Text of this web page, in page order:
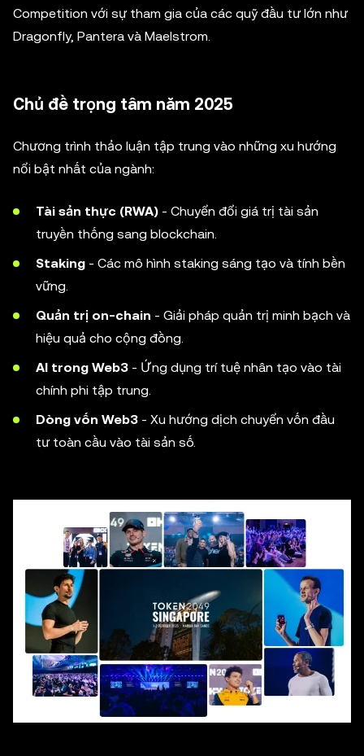
Competition với sự tham gia của các quỹ đầu tư lớn như
Dragonfly, Pantera và Maelstrom.
Chủ đề trọng tâm năm 2025
Chương trình thảo luận tập trung vào những xu hướng
nổi bật nhất của ngành:
Tài sản thực (RWA) - Chuyển đổi giá trị tài sản
truyền thống sang blockchain.
Staking - Các mô hình staking sáng tạo và tính bền
vững.
Quản trị on-chain - Giải pháp quản trị minh bạch và
hiệu quả cho cộng đồng.
AI trong Web3 - Ứng dụng trí tuệ nhân tạo vào tài
chính phi tập trung.
Dòng vốn Web3 - Xu hướng dịch chuyển vốn đầu
tư toàn cầu vào tài sản số.